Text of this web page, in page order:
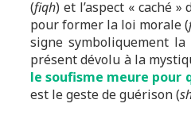
(fiqh) et l’aspect « caché
pour former la loi morale (
signe symboliquement la
présent dévolu à la
le soufisme meure pour
est le geste de guérison (